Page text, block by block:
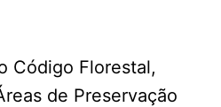
Código Florestal,
de Preservação